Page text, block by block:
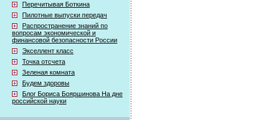
Перечитывая Боткина
Пилотные выпуски передач
Распространение знаний по
вопросам экономической и
финансовой безопасности России
Экселлент класс
Точка отсчета
Зеленая комната
Будем здоровы
Блог Бориса Бояршинова На дне
российской науки